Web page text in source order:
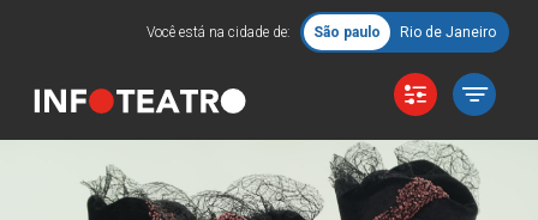
Você está na cidade de: São paulo Rio de Janeiro